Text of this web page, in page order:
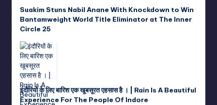
Suakim Stuns Nabil Anane With Knockdown to Win
Bantamweight World Title Eliminator at The Inner
Circle 25
इंदौरियों के लिए बारिश एक खूबसूरत एहसास है । | Rain Is A Beautiful
Experience For The People Of Indore